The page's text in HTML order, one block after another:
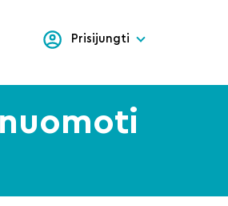
Prisijungti